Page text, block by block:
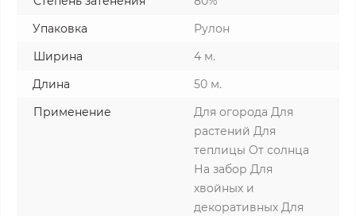
Упаковка
Рулон
Ширина
4 м.
Длина
50 м.
Применение
Для огорода Для
растений Для
теплицы От солнца
На забор Для
хвойных и
декоративных Для